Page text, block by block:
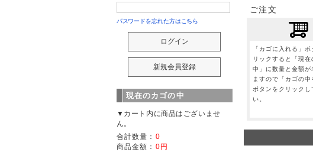
ご注文
「カゴに入れる」ボ
リックすると「現在
中」に数量と金額が
ますので「カゴの中
ボタンをクリックし
い。
パスワードを忘れた方はこちら
現在のカゴの中
▼カート内に商品はございませ
ん。
合計数量： 0
商品金額： 0円